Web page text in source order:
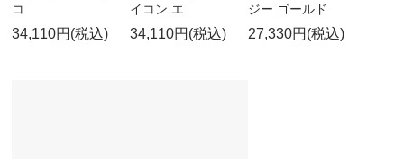
コ
34,110円(税込)
イコン エ
34,110円(税込)
ジー ゴールド
27,330円(税込)